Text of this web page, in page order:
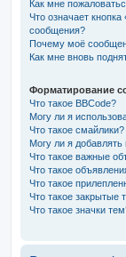
Как мне
Что означает
сообщения?
Почему моё
Как мне вновь
Форматирование
Что такое BBCode?
Могу ли я
Что такое смайлики?
Могу ли я
Что такое важные
Что такое
Что такое
Что такое закрытые
Что такое значки